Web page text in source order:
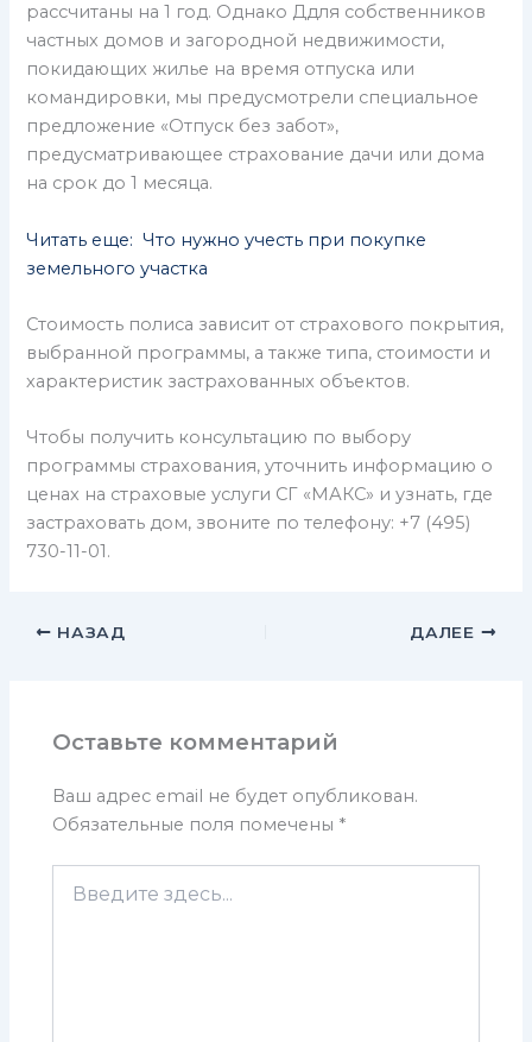
рассчитаны на 1 год. Однако Ддля собственников
частных домов и загородной недвижимости,
покидающих жилье на время отпуска или
командировки, мы предусмотрели специальное
предложение «Отпуск без забот»,
предусматривающее страхование дачи или дома
на срок до 1 месяца.
Читать еще: Что нужно учесть при покупке
земельного участка
Стоимость полиса зависит от страхового покрытия,
выбранной программы, а также типа, стоимости и
характеристик застрахованных объектов.
Чтобы получить консультацию по выбору
программы страхования, уточнить информацию о
ценах на страховые услуги СГ «МАКС» и узнать, где
застраховать дом, звоните по телефону: +7 (495)
730-11-01.
НАЗАД ДАЛЕЕ
Оставьте комментарий
Ваш адрес email не будет опубликован.
Обязательные поля помечены *
здесь...